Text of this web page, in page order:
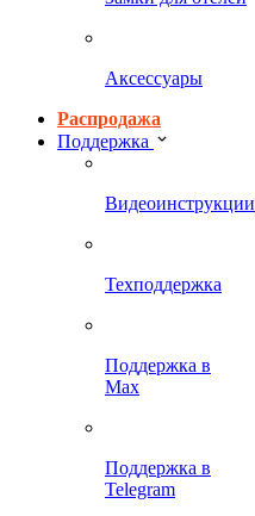
Аксессуары
Распродажа
Поддержка
Видеоинструкции
Техподдержка
Поддержка в
Max
Поддержка в
Telegram